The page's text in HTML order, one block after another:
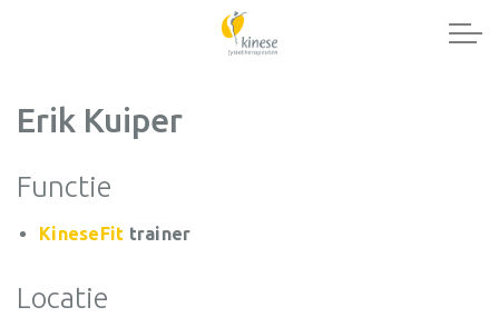
Erik Kuiper
Functie
KineseFit trainer
Locatie